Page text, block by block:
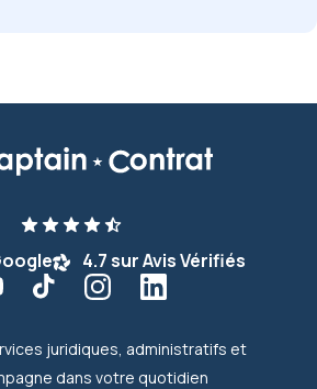
4.7 sur Avis Vérifiés
juridiques, administratifs et
dans votre quotidien